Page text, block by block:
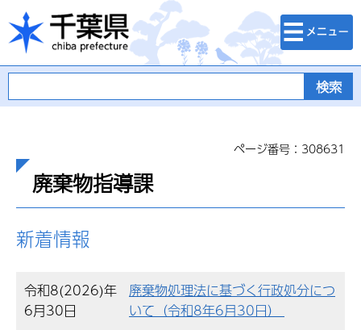
千葉県
検索・メニュ
ー
ページ番号：308631
廃棄物指導課
新着情報
令和8(2026)年
6月30日
廃棄物処理法に基づく行政処分につ
いて（令和8年6月30日）